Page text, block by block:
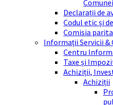
Declarații de
Codul etic și
Comisia
Informații Servicii
Centru
Taxe și
Achiziții,
Achiziții